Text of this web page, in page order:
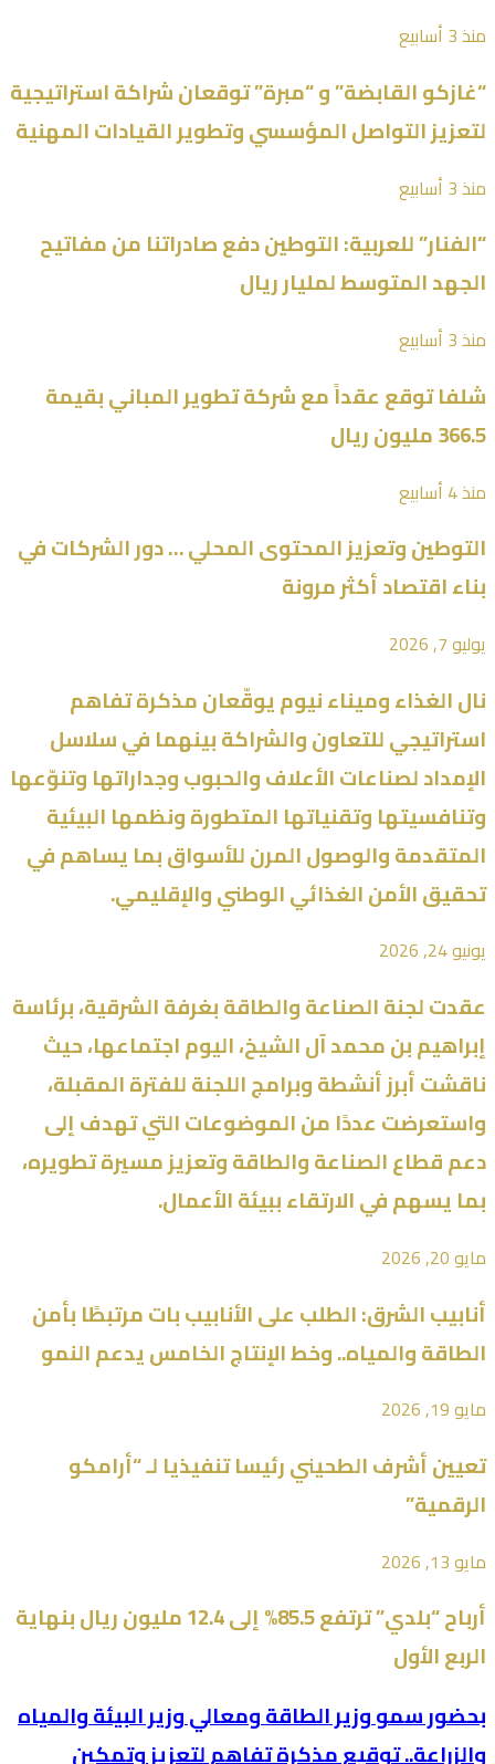
منذ 3 أسابيع
“غازكو القابضة” و “مبرة” توقعان شراكة استراتيجية
لتعزيز التواصل المؤسسي وتطوير القيادات المهنية
منذ 3 أسابيع
“الفنار” للعربية: التوطين دفع صادراتنا من مفاتيح
الجهد المتوسط لمليار ريال
منذ 3 أسابيع
شلفا توقع عقداً مع شركة تطوير المباني بقيمة
366.5 مليون ريال
منذ 4 أسابيع
التوطين وتعزيز المحتوى المحلي … دور الشركات في
بناء اقتصاد أكثر مرونة
يوليو 7, 2026
نال الغذاء وميناء نيوم يوقّعان مذكرة تفاهم
استراتيجي للتعاون والشراكة بينهما في سلاسل
الإمداد لصناعات الأعلاف والحبوب وجداراتها وتنوّعها
وتنافسيتها وتقنياتها المتطورة ونظمها البيئية
المتقدمة والوصول المرن للأسواق بما يساهم في
تحقيق الأمن الغذائي الوطني والإقليمي.
يونيو 24, 2026
عقدت لجنة الصناعة والطاقة بغرفة الشرقية، برئاسة
إبراهيم بن محمد آل الشيخ، اليوم اجتماعها، حيث
ناقشت أبرز أنشطة وبرامج اللجنة للفترة المقبلة،
واستعرضت عددًا من الموضوعات التي تهدف إلى
دعم قطاع الصناعة والطاقة وتعزيز مسيرة تطويره،
بما يسهم في الارتقاء ببيئة الأعمال.
مايو 20, 2026
أنابيب الشرق: الطلب على الأنابيب بات مرتبطًا بأمن
الطاقة والمياه.. وخط الإنتاج الخامس يدعم النمو
مايو 19, 2026
تعيين أشرف الطحيني رئيسا تنفيذيا لـ “أرامكو
الرقمية”
مايو 13, 2026
أرباح “بلدي” ترتفع 85.5% إلى 12.4 مليون ريال بنهاية
الربع الأول
بحضور سمو وزير الطاقة ومعالي وزير البيئة والمياه
والزراعة.. توقيع مذكرة تفاهم لتعزيز وتمكين